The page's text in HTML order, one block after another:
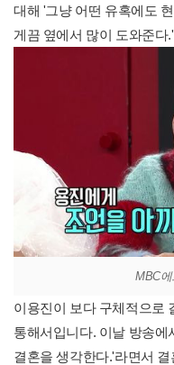
대해 '그냥 어떤 유혹에도
게끔 옆에서 많이 도와준다
MBC
이용진이 보다 구체적으로
통해서입니다. 이날 방송에
결혼을 생각한다.'라면서